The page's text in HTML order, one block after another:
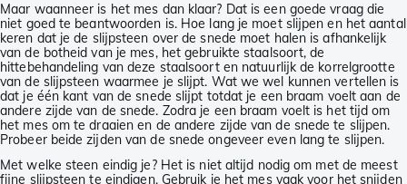
Maar waanneer is het mes dan klaar? Dat is een goede vraag die
niet goed te beantwoorden is. Hoe lang je moet slijpen en het aantal
keren dat je de slijpsteen over de snede moet halen is afhankelijk
van de botheid van je mes, het gebruikte staalsoort, de
hittebehandeling van deze staalsoort en natuurlijk de korrelgrootte
van de slijpsteen waarmee je slijpt. Wat we wel kunnen vertellen is
dat je één kant van de snede slijpt totdat je een braam voelt aan de
andere zijde van de snede. Zodra je een braam voelt is het tijd om
het mes om te draaien en de andere zijde van de snede te slijpen.
Probeer beide zijden van de snede ongeveer even lang te slijpen.
Met welke steen eindig je? Het is niet altijd nodig om met de meest
fijne slijpsteen te eindigen. Gebruik je het mes vaak voor het snijden